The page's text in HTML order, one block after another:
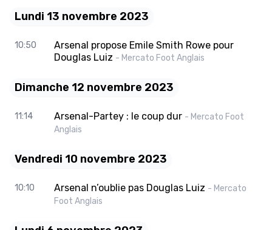
Lundi 13 novembre 2023
10:50
Arsenal propose Emile Smith Rowe pour
Douglas Luiz - Mercato Foot Anglais
Dimanche 12 novembre 2023
11:14 Arsenal-Partey : le coup dur - Mercato Foot
Anglais
Vendredi 10 novembre 2023
10:10 Arsenal n’oublie pas Douglas Luiz - Mercato
Foot Anglais